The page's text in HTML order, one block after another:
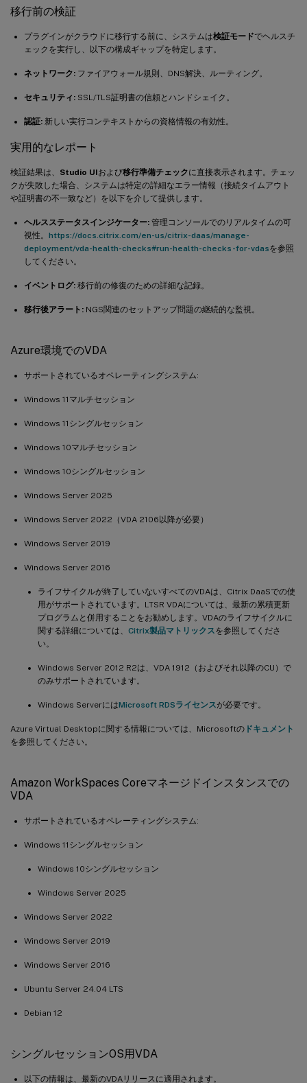
移行前の検証
プラグインがクラウドに移行する前に、システムは検証モードでヘルスチ
ェックを実行し、以下の構成ギャップを特定します。
ネットワーク: ファイアウォール規則、DNS解決、ルーティング。
セキュリティ: SSL/TLS証明書の信頼とハンドシェイク。
認証: 新しい実行コンテキストからの資格情報の有効性。
実用的なレポート
検証結果は、 Studio UIおよび移行準備チェックに直接表示されます。チェッ
クが失敗した場合、システムは特定の詳細なエラー情報（接続タイムアウト
や証明書の不一致など）を以下を介して提供します。
ヘルスステータスインジケーター: 管理コンソールでのリアルタイムの可
視性。 https://docs.citrix.com/en-us/citrix-daas/manage-
deployment/vda-health-checks#run-health-checks-for-vdasを参照
してください。
イベントログ: 移行前の修復のための詳細な記録。
移行後アラート: NGS関連のセットアップ問題の継続的な監視。
Azure環境でのVDA
サポートされているオペレーティングシステム:
Windows 11マルチセッション
Windows 11シングルセッション
Windows 10マルチセッション
Windows 10シングルセッション
Windows Server 2025
Windows Server 2022（VDA 2106以降が必要）
Windows Server 2019
Windows Server 2016
ライフサイクルが終了していないすべてのVDAは、Citrix DaaSでの使
用がサポートされています。LTSR VDAについては、最新の累積更新
プログラムと併用することをお勧めします。VDAのライフサイクルに
関する詳細については、 Citrix製品マトリックスを参照してくださ
い。
Windows Server 2012 R2は、VDA 1912（およびそれ以降のCU）で
のみサポートされています。
Windows ServerにはMicrosoft RDSライセンスが必要です。
Azure Virtual Desktopに関する情報については、Microsoftの ドキュメント
を参照してください。
Amazon WorkSpaces Coreマネージドインスタンスでの
VDA
サポートされているオペレーティングシステム:
Windows 11シングルセッション
Windows 10シングルセッション
Windows Server 2025
Windows Server 2022
Windows Server 2019
Windows Server 2016
Ubuntu Server 24.04 LTS
Debian 12
シングルセッションOS用VDA
以下の情報は、最新のVDAリリースに適用されます。